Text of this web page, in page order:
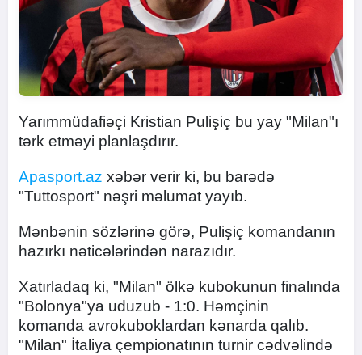
Yarımmüdafiəçi Kristian Pulişiç bu yay "Milan"ı
tərk etməyi planlaşdırır.
Apasport.az xəbər verir ki, bu barədə
"Tuttosport" nəşri məlumat yayıb.
Mənbənin sözlərinə görə, Pulişiç komandanın
hazırkı nəticələrindən narazıdır.
Xatırladaq ki, "Milan" ölkə kubokunun finalında
"Bolonya"ya uduzub - 1:0. Həmçinin
komanda avrokuboklardan kənarda qalıb.
"Milan" İtaliya çempionatının turnir cədvəlində